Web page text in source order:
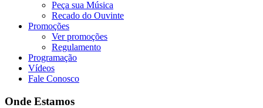
Peça sua Música
Recado do Ouvinte
Promoções
Ver promoções
Regulamento
Programação
Vídeos
Fale Conosco
Onde Estamos